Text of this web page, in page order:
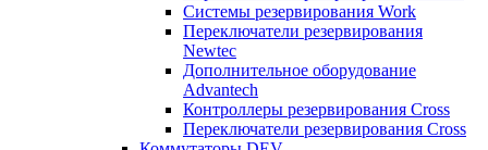
Системы резервирования Work
Переключатели резервирования
Newtec
Дополнительное оборудование
Advantech
Контроллеры резервирования Cross
Переключатели резервирования Cross